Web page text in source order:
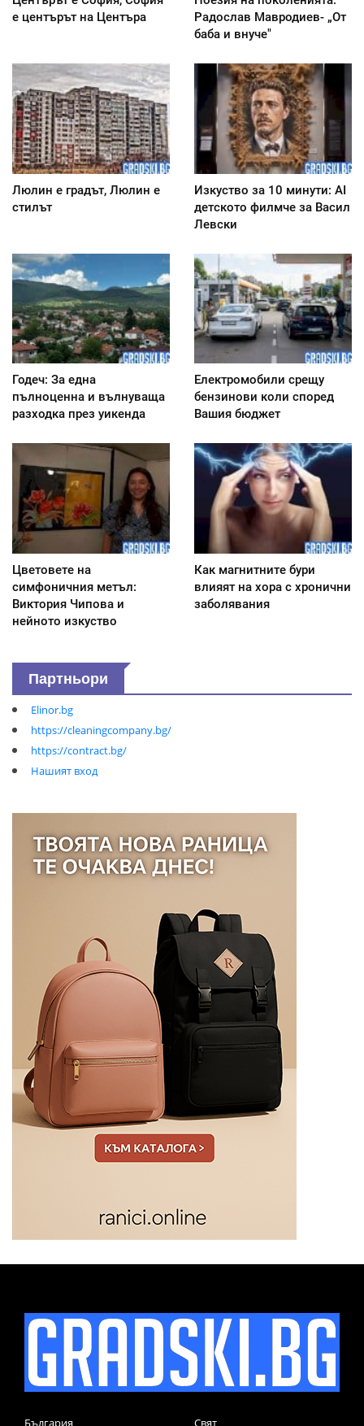
е центърът на Центъра
Радослав Мавродиев- „От
баба и внуче"
Люлин е градът, Люлин е
стилът
Изкуство за 10 минути: AI
детското филмче за Васил
Левски
Годеч: За една
пълноценна и вълнуваща
разходка през уикенда
Електромобили срещу
бензинови коли според
Вашия бюджет
Цветовете на
симфоничния метъл:
Виктория Чипова и
нейното изкуство
Как магнитните бури
влияят на хора с хронични
заболявания
Партньори
Elinor.bg
https://cleaningcompany.bg/
https://contract.bg/
Нашият вход
България Свят